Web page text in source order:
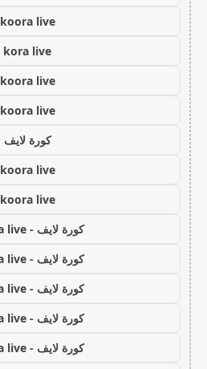
koora live
kora live
koora live
koora live
كورة لايف
koora live
koora live
كورة لايف - koora live
كورة لايف - koora live
كورة لايف - koora live
كورة لايف - koora live
كورة لايف - koora live